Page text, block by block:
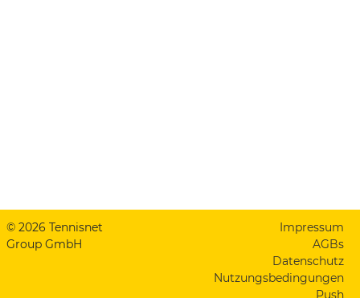
© 2026 Tennisnet
Group GmbH
Impressum
AGBs
Datenschutz
Nutzungsbedingungen
Push